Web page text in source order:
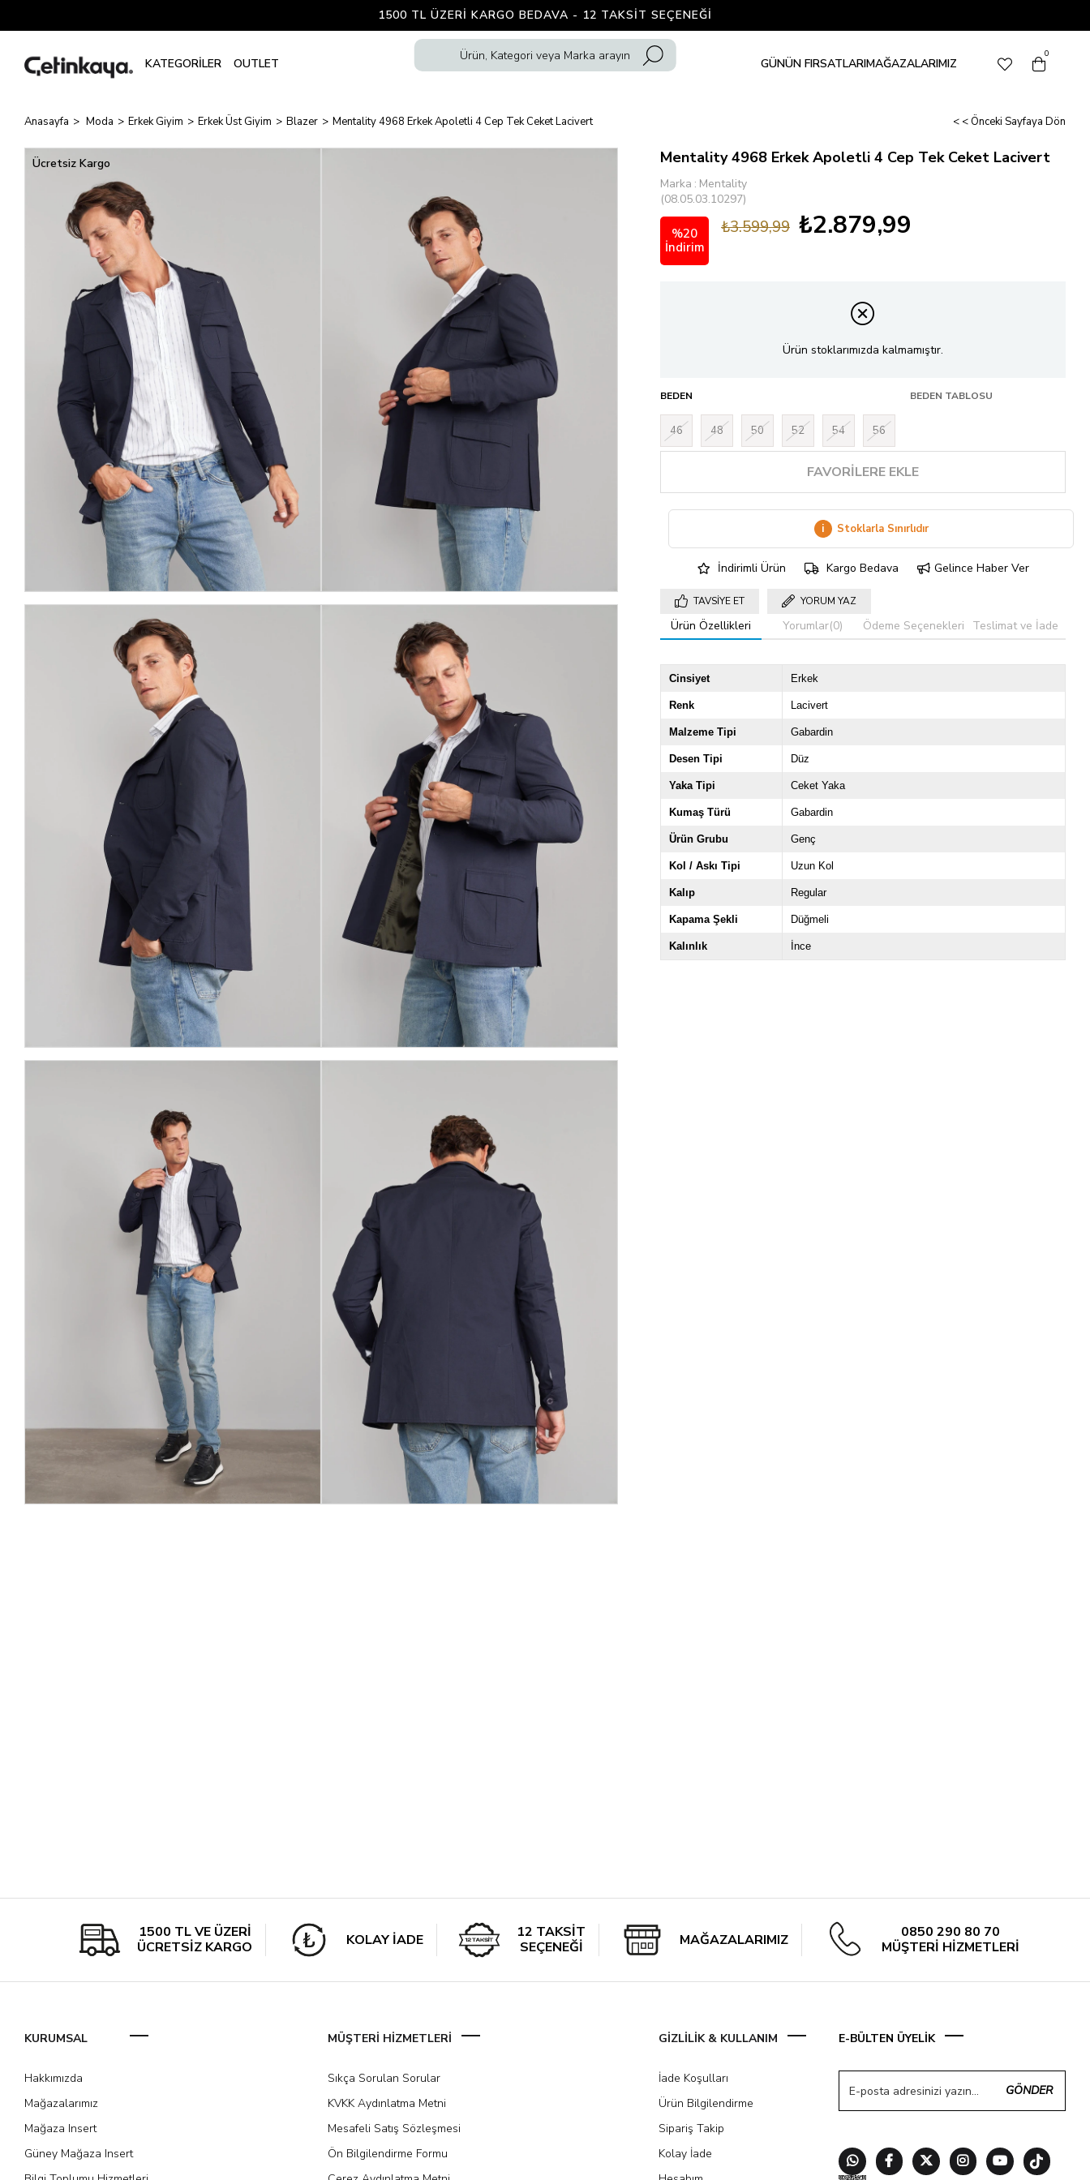
1500 TL ÜZERI KARGO BEDAVA - 12 TAKSIT SEÇENEĞI
GÜNÜN FIRSATLARIMAĞAZALARIMIZ
0
Anasayfa Moda Erkek Giyim Erkek Üst Giyim Blazer Mentality 4968 Erkek Apoletli 4 Cep Tek Ceket Lacivert < < Önceki Sayfaya Dön
Ücretsiz Kargo Mentality 4968 Erkek Apoletli 4 Cep Tek Ceket Lacivert
Marka : Mentality
(08.05.03.10297)
%20
İndirim
₺3.599,99 ₺2.879,99
Ürün stoklarımızda kalmamıştır.
BEDEN BEDEN TABLOSU
46 48 50 52 54 56
FAVORILERE EKLE
i Stoklarla Sınırlıdır
İndirimli Ürün Kargo Bedava Gelince Haber Ver
TAVSIYE ET YORUM YAZ
Ürün Özellikleri Yorumlar(0) Ödeme Seçenekleri Teslimat ve İade
Cinsiyet Erkek
Renk Lacivert
Malzeme Tipi Gabardin
Desen Tipi Düz
Yaka Tipi Ceket Yaka
Kumaş Türü Gabardin
Ürün Grubu Genç
Kol / Askı Tipi Uzun Kol
Kalıp Regular
Kapama Şekli Düğmeli
Kalınlık İnce
1500 TL VE ÜZERİ
ÜCRETSİZ KARGO
KOLAY İADE
12 TAKSİT
SEÇENEĞİ
MAĞAZALARIMIZ
0850 290 80 70
MÜŞTERİ HİZMETLERİ
KURUMSAL
Hakkımızda
Mağazalarımız
Mağaza Insert
Güney Mağaza Insert
MÜŞTERİ HİZMETLERİ
Sıkça Sorulan Sorular
KVKK Aydınlatma Metni
Mesafeli Satış Sözleşmesi
Ön Bilgilendirme Formu
GİZLİLİK & KULLANIM
İade Koşulları
Ürün Bilgilendirme
Sipariş Takip
Kolay İade
E-BÜLTEN ÜYELİK
GÖNDER